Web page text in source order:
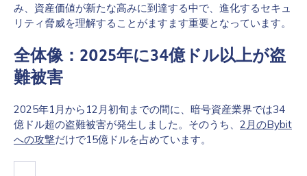
み、資産価値が新たな高みに到達する中で、進化するセキュ
リティ脅威を理解することがますます重要となっています。
全体像：2025年に34億ドル以上が盗
難被害
2025年1月から12月初旬までの間に、暗号資産業界では34
億ドル超の盗難被害が発生しました。そのうち、 2月のBybit
への攻撃だけで15億ドルを占めています。